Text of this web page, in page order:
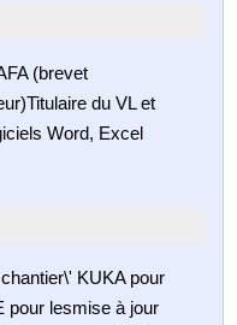
(brevet
du VL et
Word, Excel
KUKA pour
pour lesmise à jour